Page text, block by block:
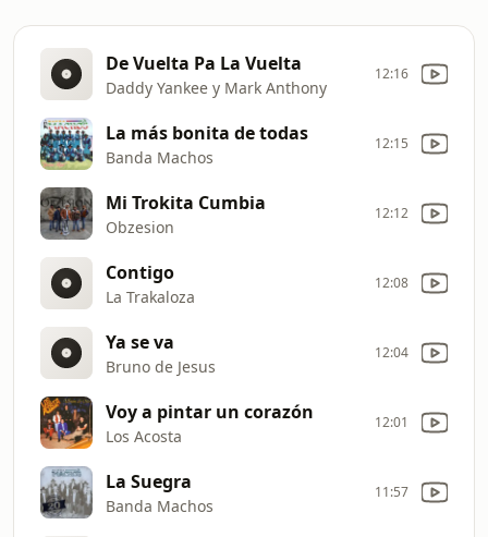
De Vuelta Pa La Vuelta
Daddy Yankee y Mark Anthony
12:16
La más bonita de todas
Banda Machos
12:15
Mi Trokita Cumbia
Obzesion
12:12
Contigo
La Trakaloza
12:08
Ya se va
Bruno de Jesus
12:04
Voy a pintar un corazón
Los Acosta
12:01
La Suegra
Banda Machos
11:57